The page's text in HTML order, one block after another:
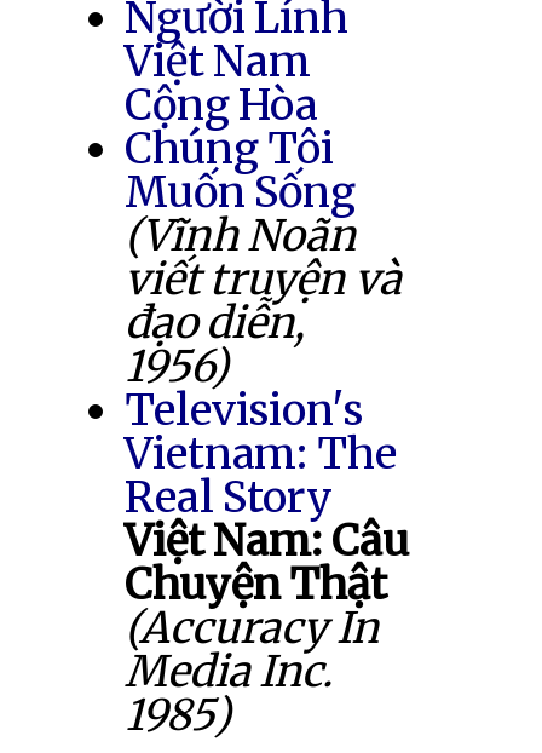
Người Lính
Việt Nam
Cộng Hòa
Chúng Tôi
Muốn Sống
(Vĩnh Noãn
viết truyện và
đạo diễn,
1956)
Television's
Vietnam: The
Real Story
Việt Nam: Câu
Chuyện Thật
(Accuracy In
Media Inc.
1985)